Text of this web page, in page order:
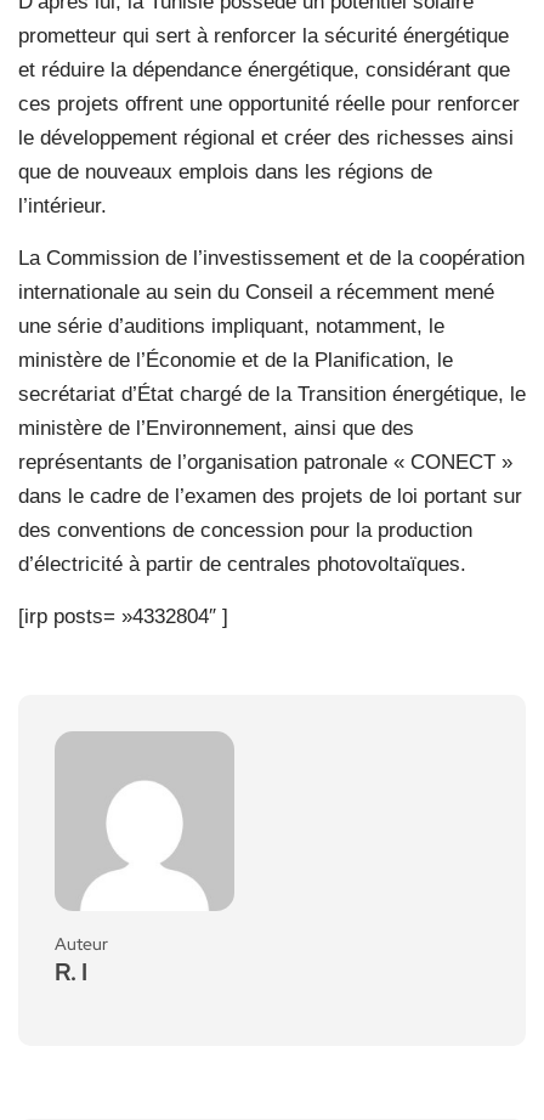
prometteur qui sert à renforcer la sécurité énergétique
et réduire la dépendance énergétique, considérant que
ces projets offrent une opportunité réelle pour renforcer
le développement régional et créer des richesses ainsi
que de nouveaux emplois dans les régions de
l’intérieur.
La Commission de l’investissement et de la coopération
internationale au sein du Conseil a récemment mené
une série d’auditions impliquant, notamment, le
ministère de l’Économie et de la Planification, le
secrétariat d’État chargé de la Transition énergétique, le
ministère de l’Environnement, ainsi que des
représentants de l’organisation patronale « CONECT »
dans le cadre de l’examen des projets de loi portant sur
des conventions de concession pour la production
d’électricité à partir de centrales photovoltaïques.
[irp posts= »4332804″ ]
Auteur
R. I